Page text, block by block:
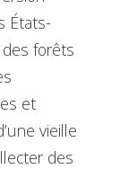
États-
forêts
et
vieille
des